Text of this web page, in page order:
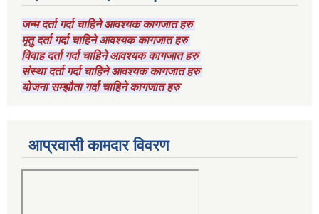
जन्म दर्ता गर्दा चाहिने आवश्यक कागजात हरु
मृतु दर्ता गर्दा चाहिने आवश्यक कागजात हरु
विवाह दर्ता गर्दा चाहिने आवश्यक कागजात हरु
संस्था दर्ता गर्दा चाहिने आवश्यक कागजात हरु
योजना सम्झौता गर्दा चाहिने कागजात हरु
आप्रवासी कामदार विवरण